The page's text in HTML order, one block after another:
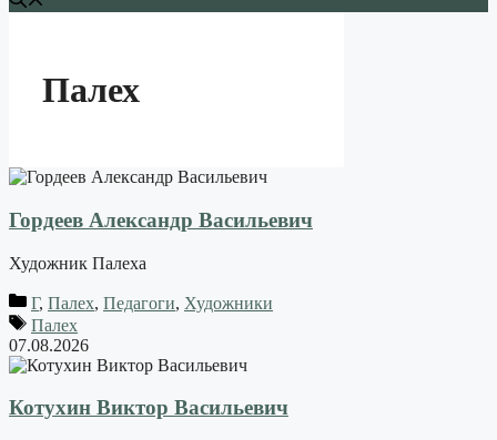
Палех
Гордеев Александр Васильевич
Художник Палеха
Г, Палех, Педагоги, Художники
Палех
07.08.2026
Котухин Виктор Васильевич